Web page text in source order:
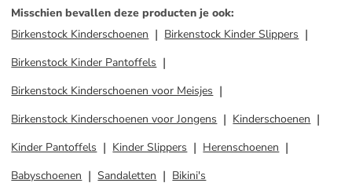
Misschien bevallen deze producten je ook:
Birkenstock Kinderschoenen
Birkenstock Kinder Slippers
Birkenstock Kinder Pantoffels
Birkenstock Kinderschoenen voor Meisjes
Birkenstock Kinderschoenen voor Jongens
Kinderschoenen
Kinder Pantoffels
Kinder Slippers
Herenschoenen
Babyschoenen
Sandaletten Bikini's